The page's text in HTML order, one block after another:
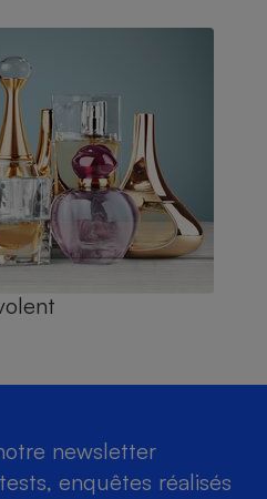
newsletter
enquêtes réalisés